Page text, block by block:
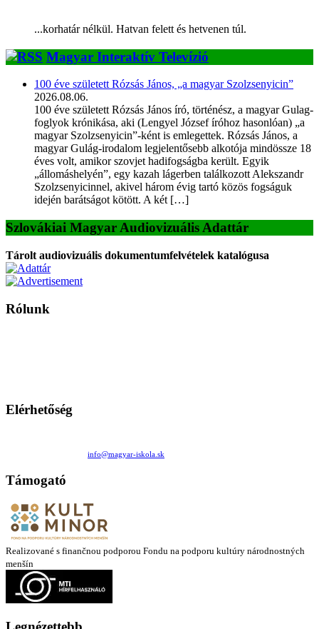
...korhatár nélkül. Hatvan felett és hetvenen túl.
Magyar Interaktív Televízió
100 éve született Rózsás János, „a magyar Szolzsenyicin”
2026.08.06.
100 éve született Rózsás János író, történész, a magyar Gulag-
foglyok krónikása, aki (Lengyel József íróhoz hasonlóan) „a
magyar Szolzsenyicin”-ként is emlegettek. Rózsás János, a
magyar Gulág-irodalom legjelentősebb alkotója mindössze 18
éves volt, amikor szovjet hadifogságba került. Egyik
„állomáshelyén”, egy kazah lágerben találkozott Alekszandr
Szolzsenyicinnel, akivel három évig tartó közös fogságuk
idején barátságot kötött. A két […]
Szlovákiai Magyar Audiovizuális Adattár
Tárolt audiovizuális dokumentumfelvételek katalógusa
Rólunk
Elérhetőség
info@magyar-iskola.sk
Támogató
Realizované s finančnou podporou Fondu na podporu kultúry národnostných
menšín